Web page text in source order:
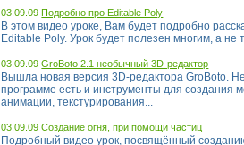
03.09.09 Подробно про Editable Poly
В этом видео уроке, Вам будет подробно
Editable Poly. Урок будет полезен многим, а не
03.09.09GroBoto 2.1 необычный 3D-редактор
Вышла новая версия 3D-редактора GroBoto.
программе есть и инструменты для создания
анимации, текстурирования...
03.09.09Создание огня, при помощи частиц
Подробный видео урок, посвящённый